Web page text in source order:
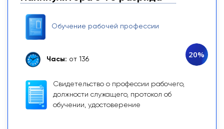
Обучение рабочей профессии
Часы: от 136
Свидетельство о профессии рабочего,
должности служащего, протокол об
обучении, удостоверение
20%